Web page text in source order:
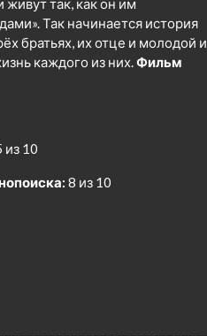
так, как он им
Так начинается история
братьях, их отце и молодой и
каждого из них.Фильм
из 10
8 из 10